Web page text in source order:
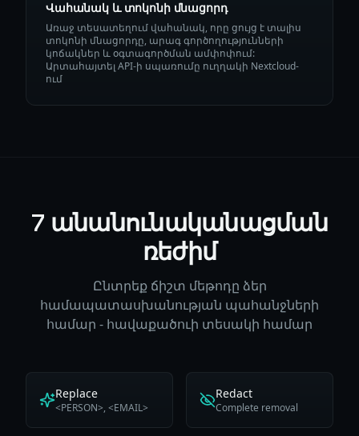
Վահանակ և տոկոնի մնացորդ
Առաջ տեսատեղում վահանակ, որը ցույց է տալիս
տոկոնի մնացորդը, արագ գործողությունների
կոճակներ և օգտագործման ամփոփում:
Արտահայտել API-ի սպառումը ուղղակի Nextcloud-
ում
7 անանունականացման
ռեժիմ
Ընտրեք ճիշտ մեթոդը ձեր
համապատասխանության պահանջների
համար - հավաքածուի տեսակի համար
Replace
<PERSON>, <EMAIL>
Redact
Complete removal